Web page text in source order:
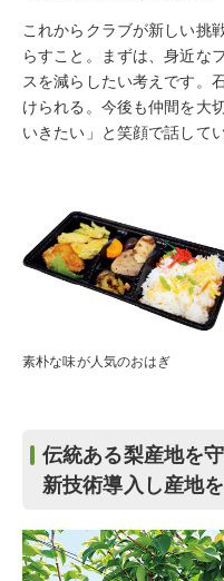
これからクラブが新しい挑
らすこと。まずは、身近な
スを減らしたい考えです。
けられる。今後も仲間を大
いきたい」と笑顔で話してい
素朴な味が人気のおはぎ
伝統ある梨産地を
新技術導入し産地を